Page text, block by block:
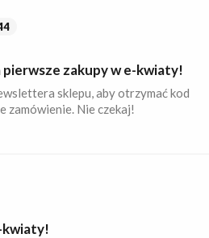
zakupy w e-kwiaty!
sklepu, aby otrzymać kod
zamówienie. Nie czekaj!
kwiaty!